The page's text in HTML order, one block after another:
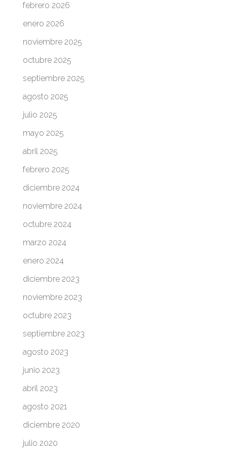
febrero 2026
enero 2026
noviembre 2025
octubre 2025
septiembre 2025
agosto 2025
julio 2025
mayo 2025
abril 2025
febrero 2025
diciembre 2024
noviembre 2024
octubre 2024
marzo 2024
enero 2024
diciembre 2023
noviembre 2023
octubre 2023
septiembre 2023
agosto 2023
junio 2023
abril 2023
agosto 2021
diciembre 2020
julio 2020